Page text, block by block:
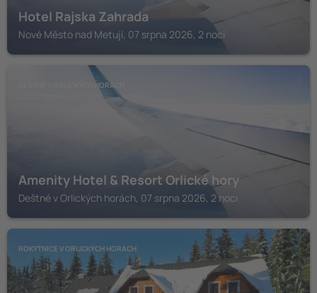
Hotel Rajska Zahrada
Nové Město nad Metují, 07 srpna 2026, 2 noci
DEŠTNÉ V ORLICKÝCH HORÁCH
Amenity Hotel & Resort Orlické hory
Deštné v Orlických horách, 07 srpna 2026, 2 noci
ROKYTNICE V ORLICKÝCH HORÁCH